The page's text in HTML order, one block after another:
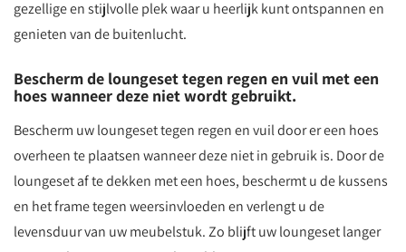
gezellige en stijlvolle plek waar u heerlijk kunt ontspannen en
genieten van de buitenlucht.
Bescherm de loungeset tegen regen en vuil met een
hoes wanneer deze niet wordt gebruikt.
Bescherm uw loungeset tegen regen en vuil door er een hoes
overheen te plaatsen wanneer deze niet in gebruik is. Door de
loungeset af te dekken met een hoes, beschermt u de kussens
en het frame tegen weersinvloeden en verlengt u de
levensduur van uw meubelstuk. Zo blijft uw loungeset langer